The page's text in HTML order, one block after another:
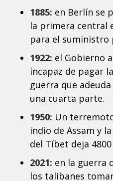
1885: en Berlín se
la primera central
para el suministro
1922: el Gobierno
incapaz de pagar
guerra que
una cuarta parte.
1950: Un
indio de Assam y
del Tíbet deja
2021: en la guerra
los talibanes